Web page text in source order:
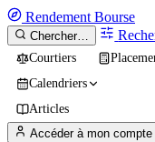
Rendement Bourse
Chercher…
Courtiers
Calendriers
Articles
Accéder à mon compte